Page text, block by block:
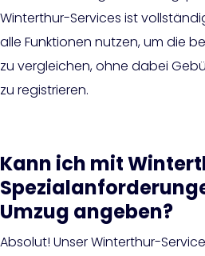
Winterthur-Services ist
alle Funktionen nutzen, um die
zu vergleichen, ohne dabei
zu registrieren.
Kann ich mit
Umzug angeben?
Absolut! Unser Winterthur-